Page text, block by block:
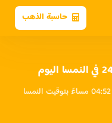
حاسبة الذهب